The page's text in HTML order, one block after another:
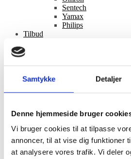
Samtykke Detaljer
Denne hjemmeside bruger
Vi bruger cookies til at tilpasse
annoncer, til at vise dig funktioner
at analysere vores trafik. Vi deler
Sentech
Yamax
Philips
Tilbud
Nyheder
Betingelser
Kontakt
Fleksibel fragt
Hurtig levering
Service i verdensklasse